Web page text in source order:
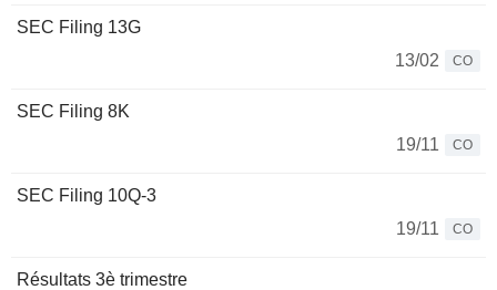
SEC Filing 13G
13/02
CO
SEC Filing 8K
19/11
CO
SEC Filing 10Q-3
19/11
CO
Résultats 3è trimestre